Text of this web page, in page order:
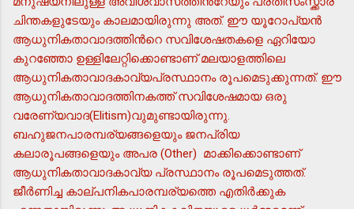
ചിന്തകളുടേയും കാലമായിരുന്നു അത്. ഈ യൂറോപ്യന്‍
ആധുനികതാവാദത്തിന്‍റെ സവിശേഷതകളെ ഏറിയോ
കുറഞ്ഞോ ഉള്ളിലേറ്റിക്കൊണ്ടാണ് മലയാളത്തിലെ
ആധുനികതാവാദകാവ്യപ്രസ്ഥാനം രൂപമെടുക്കുന്നത്. ഈ
ആധുനികതാവാദത്തിനകത്ത് സവിശേഷമായ ഒരു
വരേണ്യവാദ(Elitism)വുമുണ്ടായിരുന്നു.
ബഹുജനപാരമ്പര്യങ്ങളെയും ജനപ്രിയ
കലാരൂപങ്ങളെയും അപര (Other) മാക്കിക്കൊണ്ടാണ്
ആധുനികതാവാദകാവ്യ പ്രസ്ഥാനം രൂപമെടുത്തത്.
ജീര്‍ണിച്ച കാല്പനികപാരമ്പര്യത്തെ എതിര്‍ക്കുക